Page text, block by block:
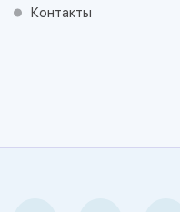
Контакты